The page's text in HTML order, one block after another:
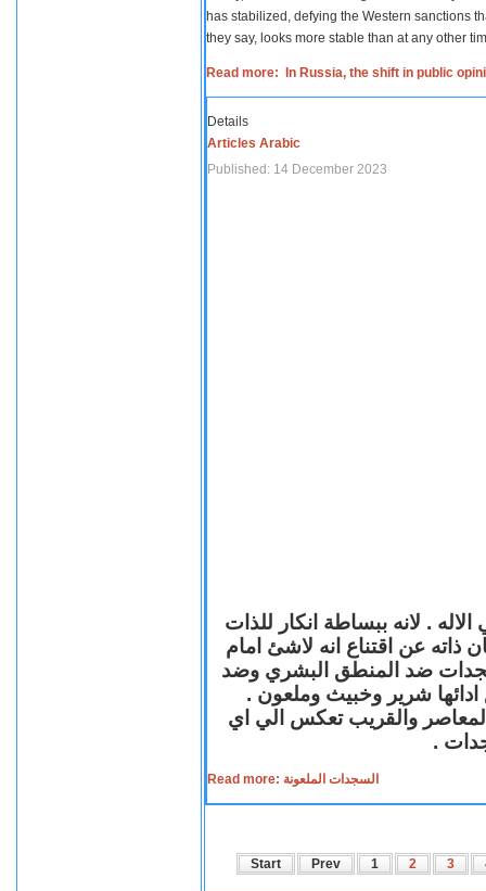
has stabilized, defying the Western sanctions
they say, looks more stable than at any other
Read more: In Russia, the shift in public
Details
Articles Arabic
Published: 14 December 2023
. لانه ببساطة انكار للذات
ذاته عن اقتناع انه لاشئ امام
ضد المنطق البشري وضد
ادائها شرير وخبيث وملعون .
المعاصر والقريب تعكس الي اي
.
Read more: السجدات الملعونة
Start Prev 1 2 3